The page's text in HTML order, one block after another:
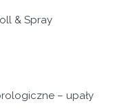
& Spray
– upały